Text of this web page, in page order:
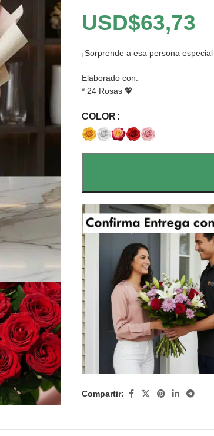
USD$63,73
¡Sorprende a esa persona
Elaborado con:
* 24 Rosas 💖
COLOR
Compartir: